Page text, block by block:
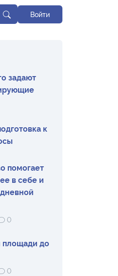
Войти
задают
к
помогает
в себе и
0
площади до
0